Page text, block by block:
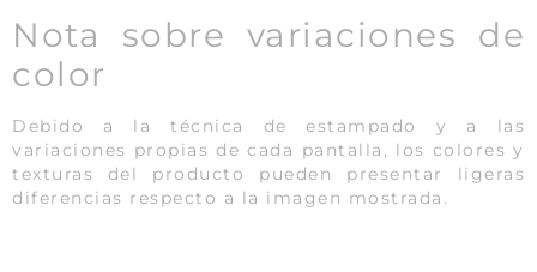
Nota sobre variaciones de
color
Debido a la técnica de estampado y a las
variaciones propias de cada pantalla, los colores y
texturas del producto pueden presentar ligeras
diferencias respecto a la imagen mostrada.